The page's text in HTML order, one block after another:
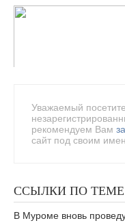
Уважаемый
рекомендуем Вам
сайт под своим
ССЫЛКИ ПО ТЕМЕ
В Муроме вновь